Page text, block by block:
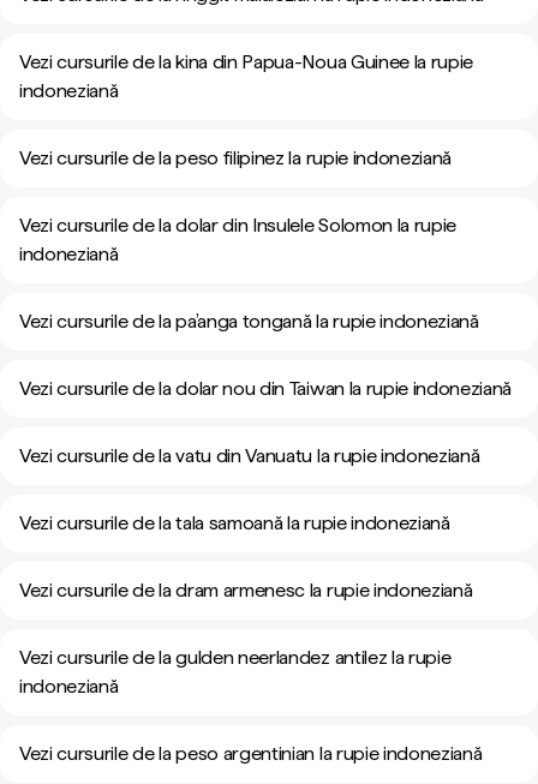
Vezi cursurile de la kina din Papua-Noua Guinee la rupie
indoneziană
Vezi cursurile de la peso filipinez la rupie indoneziană
Vezi cursurile de la dolar din Insulele Solomon la rupie
indoneziană
Vezi cursurile de la pa’anga tongană la rupie indoneziană
Vezi cursurile de la dolar nou din Taiwan la rupie indoneziană
Vezi cursurile de la vatu din Vanuatu la rupie indoneziană
Vezi cursurile de la tala samoană la rupie indoneziană
Vezi cursurile de la dram armenesc la rupie indoneziană
Vezi cursurile de la gulden neerlandez antilez la rupie
indoneziană
Vezi cursurile de la peso argentinian la rupie indoneziană